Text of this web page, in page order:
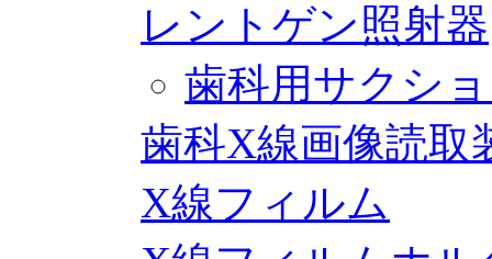
レントゲン照射器
歯科用サクシ
歯科X線画像読取
X線フィルム